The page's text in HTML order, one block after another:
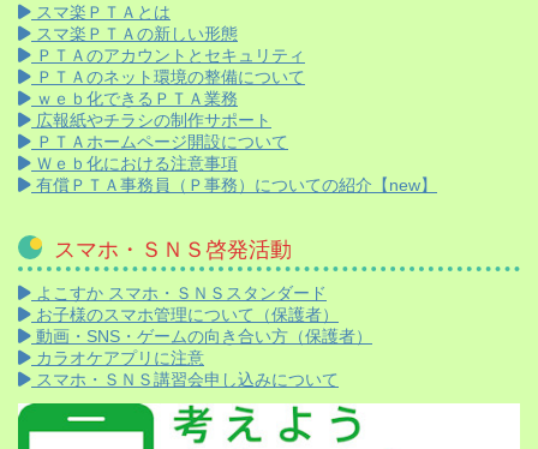
スマ楽ＰＴＡとは
スマ楽ＰＴＡの新しい形態
ＰＴＡのアカウントとセキュリティ
ＰＴＡのネット環境の整備について
ｗｅｂ化できるＰＴＡ業務
広報紙やチラシの制作サポート
ＰＴＡホームページ開設について
Ｗｅｂ化における注意事項
有償ＰＴＡ事務員（Ｐ事務）についての紹介【new】
スマホ・ＳＮＳ啓発活動
よこすか スマホ・ＳＮＳスタンダード
お子様のスマホ管理について（保護者）
動画・SNS・ゲームの向き合い方（保護者）
カラオケアプリに注意
スマホ・ＳＮＳ講習会申し込みについて